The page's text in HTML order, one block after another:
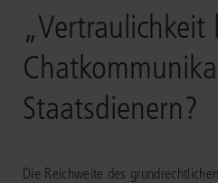
Staatsdienern?
Die Reichweite des